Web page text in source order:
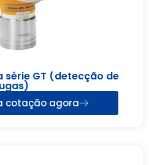
série GT (detecção de
cotação agora